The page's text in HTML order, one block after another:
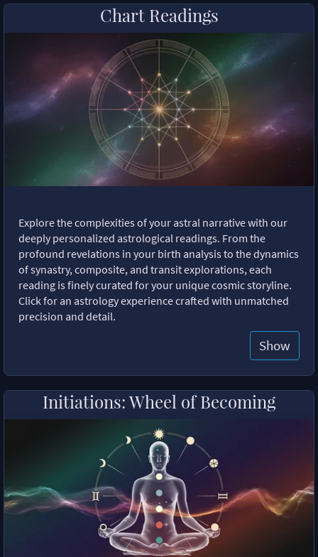
Chart Readings
Explore the complexities of your astral narrative with our
deeply personalized astrological readings. From the
profound revelations in your birth analysis to the dynamics
of synastry, composite, and transit explorations, each
reading is finely curated for your unique cosmic storyline.
Click for an astrology experience crafted with unmatched
precision and detail.
Show
Initiations: Wheel of Becoming